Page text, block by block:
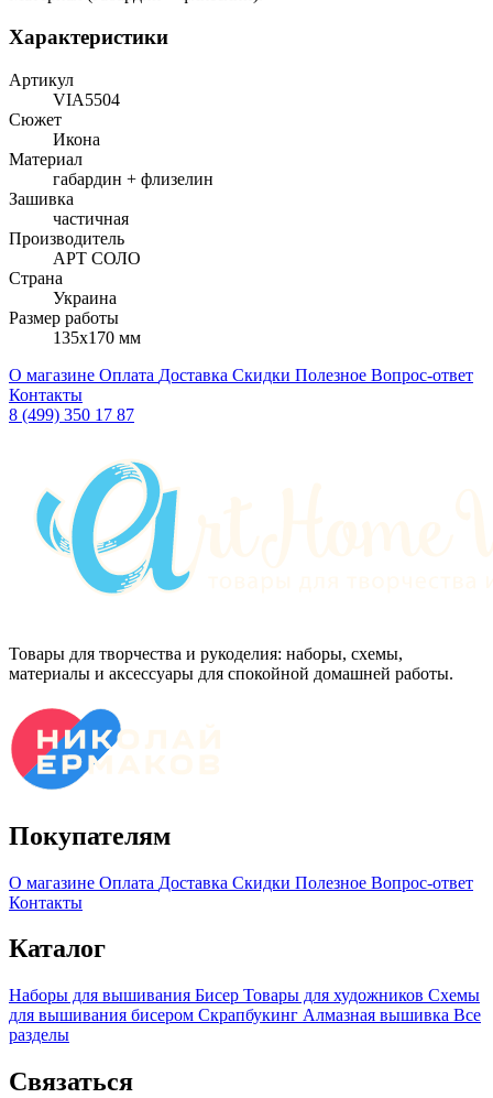
Характеристики
Артикул
VIA5504
Сюжет
Икона
Материал
габардин + флизелин
Зашивка
частичная
Производитель
АРТ СОЛО
Страна
Украина
Размер работы
135x170 мм
О магазине Оплата Доставка Скидки Полезное Вопрос-ответ
Контакты
8 (499) 350 17 87
Товары для творчества и рукоделия: наборы, схемы,
материалы и аксессуары для спокойной домашней работы.
Покупателям
О магазине Оплата Доставка Скидки Полезное Вопрос-ответ
Контакты
Каталог
Наборы для вышивания Бисер Товары для художников Схемы
для вышивания бисером Скрапбукинг Алмазная вышивка Все
разделы
Связаться